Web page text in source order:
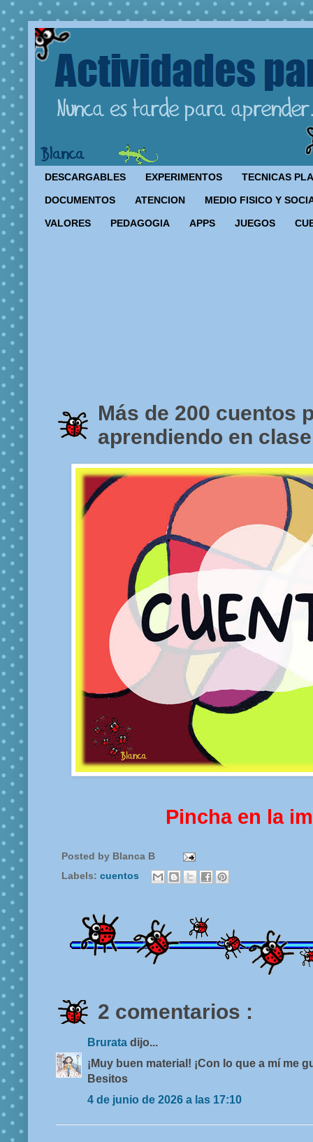
DESCARGABLES EXPERIMENTOS TECNICAS
DOCUMENTOS ATENCION MEDIO FISICO Y
VALORES PEDAGOGIA APPS JUEGOS
Más de 200 cuentos
aprendiendo en clase
Pincha en la
Posted by Blanca B
Labels: cuentos
2 comentarios :
Brurata dijo...
¡Muy buen material! ¡Con lo que a mí me
Besitos
4 de junio de 2026 a las 17:10